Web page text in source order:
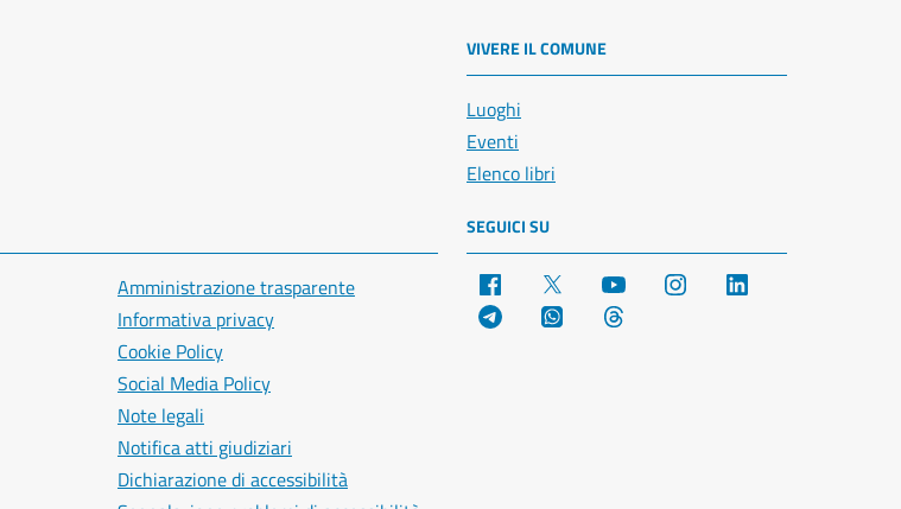
VIVERE IL COMUNE
Luoghi
Eventi
Elenco libri
Amministrazione trasparente
Informativa privacy
Cookie Policy
Social Media Policy
Note legali
Notifica atti giudiziari
Dichiarazione di accessibilità
SEGUICI SU
Facebook YouTube Instagram
Telegram WhatsApp